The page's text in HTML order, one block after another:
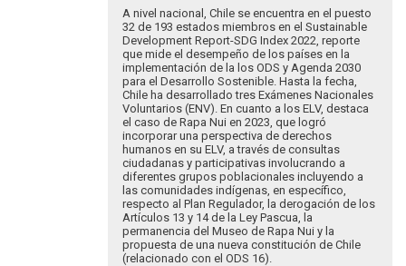
A nivel nacional, Chile se encuentra en el puesto
32 de 193 estados miembros en el Sustainable
Development Report-SDG Index 2022, reporte
que mide el desempeño de los países en la
implementación de la los ODS y Agenda 2030
para el Desarrollo Sostenible. Hasta la fecha,
Chile ha desarrollado tres Exámenes Nacionales
Voluntarios (ENV). En cuanto a los ELV, destaca
el caso de Rapa Nui en 2023, que logró
incorporar una perspectiva de derechos
humanos en su ELV, a través de consultas
ciudadanas y participativas involucrando a
diferentes grupos poblacionales incluyendo a
las comunidades indígenas, en específico,
respecto al Plan Regulador, la derogación de los
Artículos 13 y 14 de la Ley Pascua, la
permanencia del Museo de Rapa Nui y la
propuesta de una nueva constitución de Chile
(relacionado con el ODS 16).